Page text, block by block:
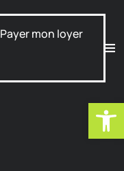
Ouvrir
Payer mon loyer